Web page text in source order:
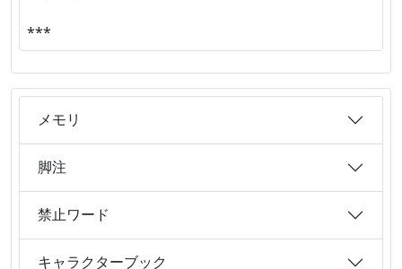
***
メモリ
脚注
禁止ワード
キャラクターブック